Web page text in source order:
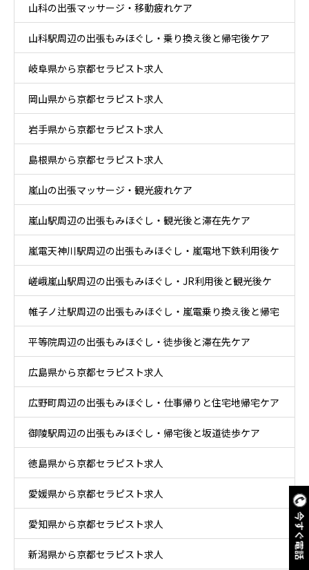
今すぐ電話
山科の出張マッサージ・移動疲れケア
山科駅周辺の出張もみほぐし・乗り換え後と帰宅後ケア
岐阜県から京都セラピスト求人
岡山県から京都セラピスト求人
岩手県から京都セラピスト求人
島根県から京都セラピスト求人
嵐山の出張マッサージ・観光疲れケア
嵐山駅周辺の出張もみほぐし・観光後と滞在先ケア
嵐電天神川駅周辺の出張もみほぐし・嵐電地下鉄利用後ケ
ア
嵯峨嵐山駅周辺の出張もみほぐし・JR利用後と観光後ケ
ア
帷子ノ辻駅周辺の出張もみほぐし・嵐電乗り換え後と帰宅
後ケア
平等院周辺の出張もみほぐし・徒歩後と滞在先ケア
広島県から京都セラピスト求人
広野町周辺の出張もみほぐし・仕事帰りと住宅地帰宅ケア
御陵駅周辺の出張もみほぐし・帰宅後と坂道徒歩ケア
徳島県から京都セラピスト求人
愛媛県から京都セラピスト求人
愛知県から京都セラピスト求人
新潟県から京都セラピスト求人